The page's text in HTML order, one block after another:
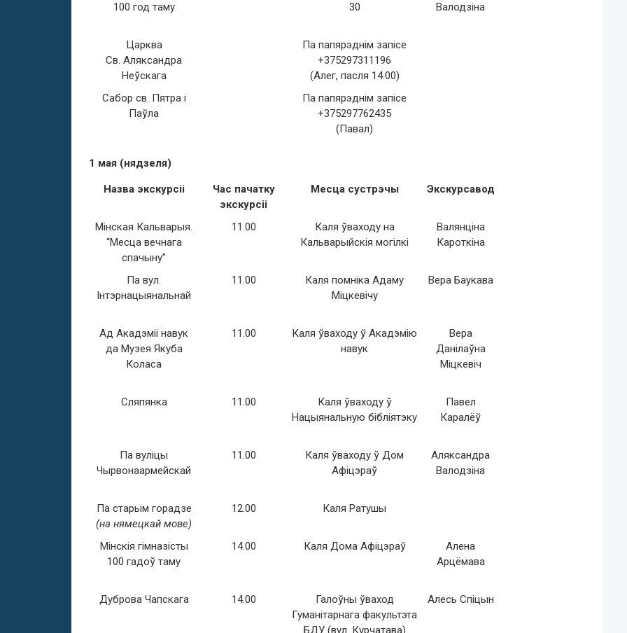
100 год таму
30
Валодзіна
Царква
Св. Аляксандра
Неўскага
Па папярэднім запісе
+375297311196
(Алег, пасля 14.00)
Сабор св. Пятра і
Паўла
Па папярэднім запісе
+375297762435
(Павал)
1 мая (нядзеля)
Назва экскурсіі
Час пачатку
экскурсіі
Месца сустрэчы Экскурсавод
Мінская Кальварыя.
“Месца вечнага
спачыну”
11.00
Каля ўваходу на
Кальварыйскія могілкі
Валянціна
Кароткіна
Па вул.
Інтэрнацыянальнай
11.00
Каля помніка Адаму
Міцкевічу
Вера Баукава
Ад Акадэміі навук
да Музея Якуба
Коласа
11.00
Каля ўваходу ў Акадэмію
навук
Вера
Данілаўна
Міцкевіч
Сляпянка 11.00
Каля ўваходу ў
Нацыянальную бібліятэку
Павел
Каралёў
Па вуліцы
Чырвонаармейскай
11.00
Каля ўваходу ў Дом
Афіцэраў
Аляксандра
Валодзіна
Па старым горадзе
(на нямецкай мове)
12.00 Каля Ратушы
Мінскія гімназісты
100 гадоў таму
14.00 Каля Дома Афіцэраў
Алена
Арцёмава
Дуброва Чапскага 14.00
Галоўны ўваход
Гуманітарнага факультэта
БДУ (вул. Курчатава)
Алесь Спіцын